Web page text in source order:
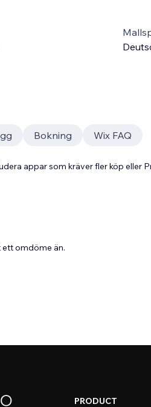
Bokning Wix FAQ
appar som kräver fler köp eller
ett omdöme än.
PRODUCT